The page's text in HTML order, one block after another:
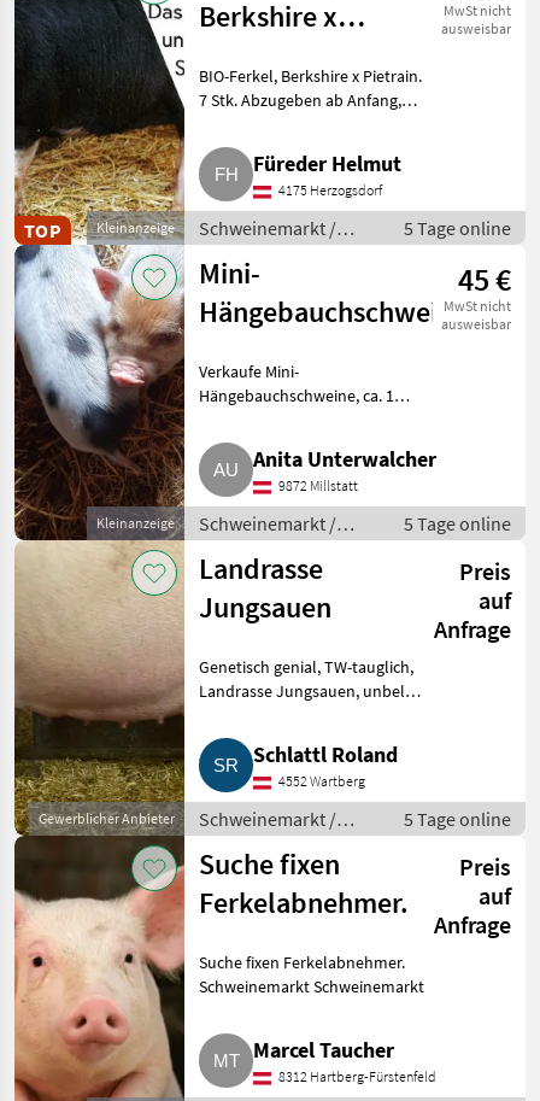
Kleinanzeige
TOP
Berkshire x
MwSt nicht
ausweisbar
BIO-Ferkel, Berkshire x Pietrain.
7 Stk. Abzugeben ab Anfang,
Schweinemarkt Schweinemarkt
Füreder Helmut
4175 Herzogsdorf
Schweinemarkt /
Schweinemarkt
5 Tage online
Kleinanzeige
Mini-
Hängebauchschweine
45 €
MwSt nicht
ausweisbar
Verkaufe Mini-
Hängebauchschweine, ca. 1
Schweinemarkt Schweinemarkt
Anita Unterwalcher
9872 Millstatt
Schweinemarkt /
Schweinemarkt
5 Tage online
Gewerblicher Anbieter
Landrasse
Jungsauen
Preis
auf
Anfrage
Genetisch genial, TW-tauglich,
Landrasse Jungsauen, unbelegt
unverdächtig, mehrere
Jungsauen. Mit Pietrain 17.04.26
belegt, soll ferkeln 11.0
Schlattl Roland
4552 Wartberg
Schweinemarkt /
Schweinemarkt
5 Tage online
Suche fixen
Ferkelabnehmer.
Preis
auf
Anfrage
Suche fixen Ferkelabnehmer.
Schweinemarkt Schweinemarkt
Marcel Taucher
8312 Hartberg-Fürstenfeld